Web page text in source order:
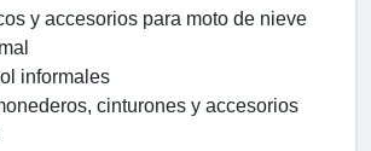
y accesorios para moto de nieve
informales
cinturones y accesorios